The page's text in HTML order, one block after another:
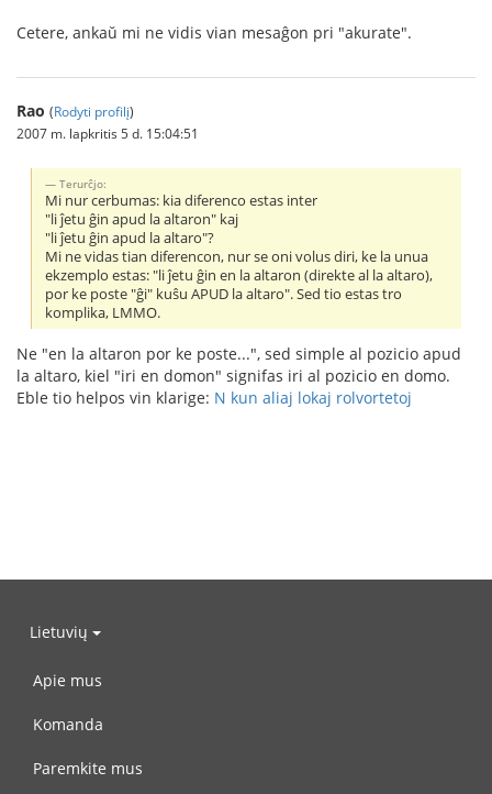
Cetere, ankaŭ mi ne vidis vian mesaĝon pri "akurate".
Rao (Rodyti profilį)
2007 m. lapkritis 5 d. 15:04:51
Terurĉjo:
Mi nur cerbumas: kia diferenco estas inter
"li ĵetu ĝin apud la altaron" kaj
"li ĵetu ĝin apud la altaro"?
Mi ne vidas tian diferencon, nur se oni volus diri, ke la unua
ekzemplo estas: "li ĵetu ĝin en la altaron (direkte al la altaro),
por ke poste "ĝi" kuŝu APUD la altaro". Sed tio estas tro
komplika, LMMO.
Ne "en la altaron por ke poste...", sed simple al pozicio apud
la altaro, kiel "iri en domon" signifas iri al pozicio en domo.
Eble tio helpos vin klarige: N kun aliaj lokaj rolvortetoj
Lietuvių
Apie mus
Komanda
Paremkite mus